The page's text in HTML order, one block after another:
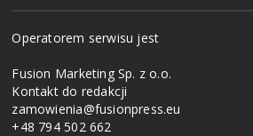
Operatorem serwisu jest
Fusion Marketing Sp. z o.o.
Kontakt do redakcji
zamowienia@fusionpress.eu
+48 794 502 662